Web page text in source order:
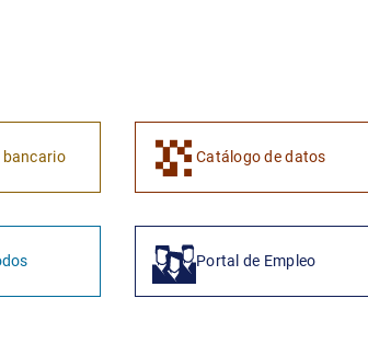
bancario Catálogo de datos
Portal de Empleo